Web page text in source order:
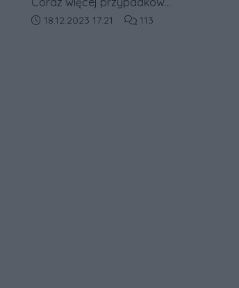
zachorowań na COVID-19.
Data dodania artykułu:
18.12.2023 17:21 Liczba komentarzy
113